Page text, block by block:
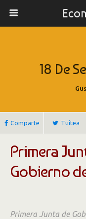
18 De
Comparte Tuitea
Primera
Gobierno
Primera Junta de